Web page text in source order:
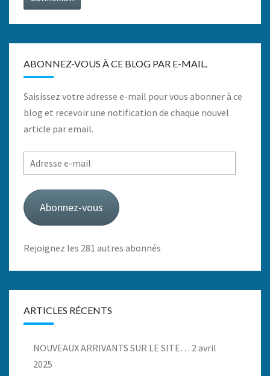
ABONNEZ-VOUS À CE BLOG PAR E-MAIL.
Saisissez votre adresse e-mail pour vous abonner à ce
blog et recevoir une notification de chaque nouvel
article par email.
Adresse
e-
mail
Abonnez-vous
Rejoignez les 281 autres abonnés
ARTICLES RÉCENTS
NOUVEAUX ARRIVANTS SUR LE SITE… 2 avril
2025